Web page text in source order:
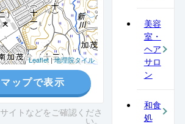
Leaflet|地理院タイル
ップで表示
イトなどをご確認くださ
い。
美容
室・
ヘア
サロ
ン
和食
処